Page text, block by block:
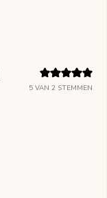
5 VAN 2 STEMMEN